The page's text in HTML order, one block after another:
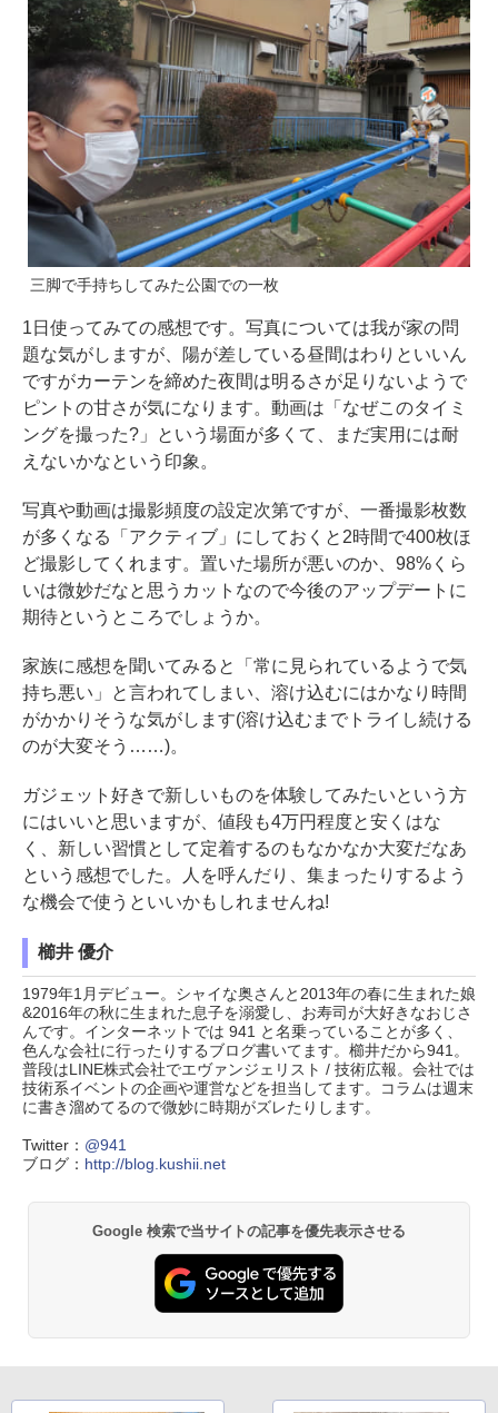
三脚で手持ちしてみた公園での一枚
1日使ってみての感想です。写真については我が家の問
題な気がしますが、陽が差している昼間はわりといいん
ですがカーテンを締めた夜間は明るさが足りないようで
ピントの甘さが気になります。動画は「なぜこのタイミ
ングを撮った?」という場面が多くて、まだ実用には耐
えないかなという印象。
写真や動画は撮影頻度の設定次第ですが、一番撮影枚数
が多くなる「アクティブ」にしておくと2時間で400枚ほ
ど撮影してくれます。置いた場所が悪いのか、98%くら
いは微妙だなと思うカットなので今後のアップデートに
期待というところでしょうか。
家族に感想を聞いてみると「常に見られているようで気
持ち悪い」と言われてしまい、溶け込むにはかなり時間
がかかりそうな気がします(溶け込むまでトライし続ける
のが大変そう……)。
ガジェット好きで新しいものを体験してみたいという方
にはいいと思いますが、値段も4万円程度と安くはな
く、新しい習慣として定着するのもなかなか大変だなあ
という感想でした。人を呼んだり、集まったりするよう
な機会で使うといいかもしれませんね!
櫛井 優介
1979年1月デビュー。シャイな奥さんと2013年の春に生まれた娘
&2016年の秋に生まれた息子を溺愛し、お寿司が大好きなおじさ
んです。インターネットでは 941 と名乗っていることが多く、
色んな会社に行ったりするブログ書いてます。櫛井だから941。
普段はLINE株式会社でエヴァンジェリスト / 技術広報。会社では
技術系イベントの企画や運営などを担当してます。コラムは週末
に書き溜めてるので微妙に時期がズレたりします。
Twitter： @941
ブログ： http://blog.kushii.net
Google 検索で当サイトの記事を優先表示させる